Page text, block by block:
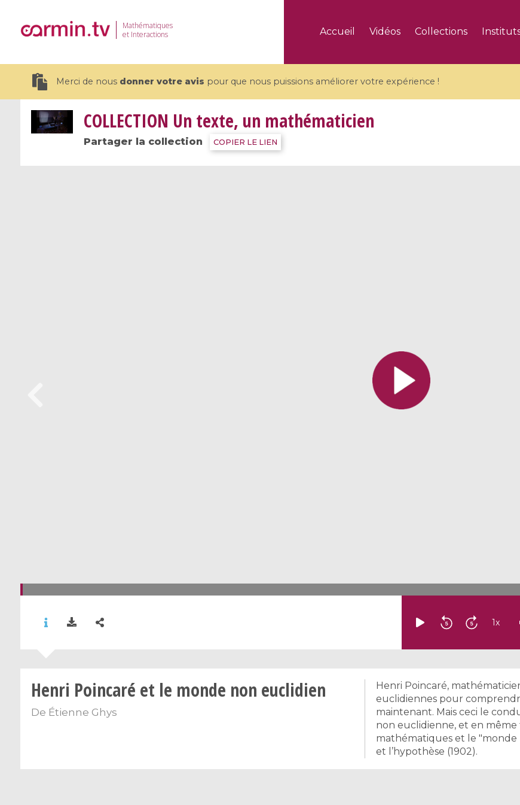
Mathématiques
et Interactions
Accueil Vidéos Collections
Merci de nous donner votre avis pour que nous puissions améliorer votre expérience !
COLLECTION Un texte, un mathématicien
Partager la collection COPIER LE LIEN
1x
Henri Poincaré et le monde non euclidien
De Étienne Ghys
Henri Poincaré,
euclidiennes pour
maintenant. Mais ceci le
non euclidienne, et en
mathématiques et le "monde
et l’hypothèse (1902).